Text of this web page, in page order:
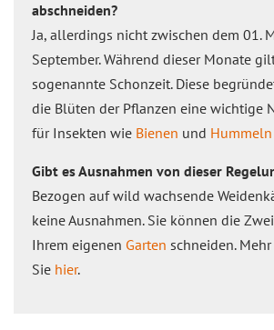
abschneiden?
Ja, allerdings nicht zwischen dem 01.
September. Während dieser Monate
sogenannte Schonzeit. Diese
die Blüten der Pflanzen eine wichtige
für Insekten wie Bienen und Hummeln
Gibt es Ausnahmen von dieser
Bezogen auf wild wachsende
keine Ausnahmen. Sie können die
Ihrem eigenen Garten schneiden.
Sie hier.